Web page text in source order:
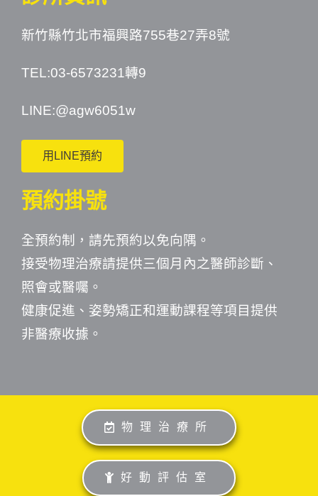
新竹縣竹北市福興路755巷27弄8號
TEL:03-6573231轉9
LINE:@agw6051w
用LINE預約
預約掛號
全預約制，請先預約以免向隅。
接受物理治療請提供三個月內之醫師診斷、
照會或醫囑。
健康促進、姿勢矯正和運動課程等項目提供
非醫療收據。
物理治療所
好動評估室